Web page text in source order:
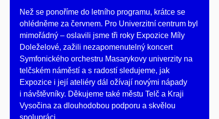
Než se ponoříme do letního programu, krátce se
ohlédněme za červnem. Pro Univerzitní centrum byl
mimořádný – oslavili jsme tři roky Expozice Míly
Doleželové, zažili nezapomenutelný koncert
Symfonického orchestru Masarykovy univerzity na
telčském náměstí a s radostí sledujeme, jak
Expozice i její ateliéry dál ožívají novými nápady
i návštěvníky. Děkujeme také městu Telč a Kraji
Vysočina za dlouhodobou podporu a skvělou
spolupráci.